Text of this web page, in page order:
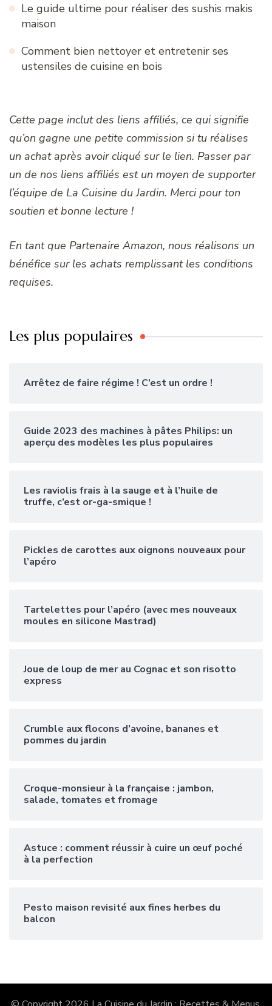
Le guide ultime pour réaliser des sushis makis
maison
Comment bien nettoyer et entretenir ses
ustensiles de cuisine en bois
Cette page inclut des liens affiliés, ce qui signifie
qu’on gagne une petite commission si tu réalises
un achat après avoir cliqué sur le lien. Passer par
un de nos liens affiliés est un moyen de supporter
l’équipe de La Cuisine du Jardin. Merci pour ton
soutien et bonne lecture !
En tant que Partenaire Amazon, nous réalisons un
bénéfice sur les achats remplissant les conditions
requises.
Les plus populaires
Arrêtez de faire régime ! C’est un ordre !
Guide 2023 des machines à pâtes Philips: un
aperçu des modèles les plus populaires
Les raviolis frais à la sauge et à l’huile de
truffe, c’est or-ga-smique !
Pickles de carottes aux oignons nouveaux pour
l’apéro
Tartelettes pour l’apéro (avec mes nouveaux
moules en silicone Mastrad)
Joue de loup de mer au Cognac et son risotto
express
Crumble aux flocons d’avoine, bananes et
pommes du jardin
Croque-monsieur à la française : jambon,
salade, tomates et fromage
Astuce : comment réussir à cuire un œuf poché
à la perfection
Pesto maison revisité aux fines herbes du
balcon